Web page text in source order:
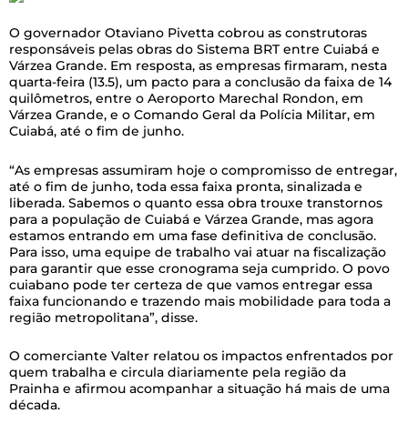
O governador Otaviano Pivetta cobrou as construtoras
responsáveis pelas obras do Sistema BRT entre Cuiabá e
Várzea Grande. Em resposta, as empresas firmaram, nesta
quarta-feira (13.5), um pacto para a conclusão da faixa de 14
quilômetros, entre o Aeroporto Marechal Rondon, em
Várzea Grande, e o Comando Geral da Polícia Militar, em
Cuiabá, até o fim de junho.
“As empresas assumiram hoje o compromisso de entregar,
até o fim de junho, toda essa faixa pronta, sinalizada e
liberada. Sabemos o quanto essa obra trouxe transtornos
para a população de Cuiabá e Várzea Grande, mas agora
estamos entrando em uma fase definitiva de conclusão.
Para isso, uma equipe de trabalho vai atuar na fiscalização
para garantir que esse cronograma seja cumprido. O povo
cuiabano pode ter certeza de que vamos entregar essa
faixa funcionando e trazendo mais mobilidade para toda a
região metropolitana”, disse.
O comerciante Valter relatou os impactos enfrentados por
quem trabalha e circula diariamente pela região da
Prainha e afirmou acompanhar a situação há mais de uma
década.